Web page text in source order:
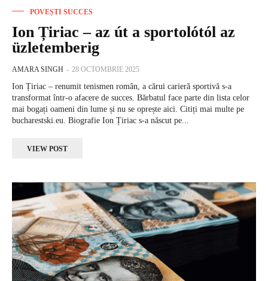
POVEȘTI SUCCES
Ion Țiriac – az út a sportolótól az
üzletemberig
AMARA SINGH - 28 OCTOMBRIE 2025
Ion Țiriac – renumit tenismen român, a cărui carieră sportivă s-a
transformat într-o afacere de succes. Bărbatul face parte din lista celor
mai bogați oameni din lume și nu se oprește aici. Citiți mai multe pe
bucharestski.eu. Biografie Ion Țiriac s-a născut pe...
VIEW POST